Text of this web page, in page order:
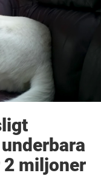
miljoner